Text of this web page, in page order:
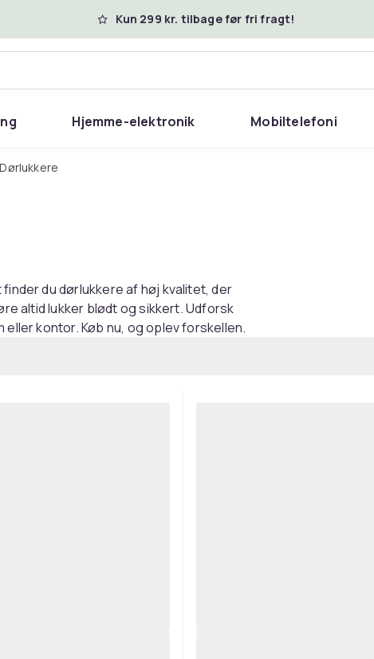
Kun 299 kr. tilbage før fri fragt!
Hjemme-elektronik Mobiltelefoni
Dørlukkere
du dørlukkere af høj kvalitet, der
altid lukker blødt og sikkert. Udforsk
kontor. Køb nu, og oplev forskellen.